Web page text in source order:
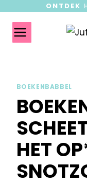
ONTDEK
BOEKENBABBEL
HET